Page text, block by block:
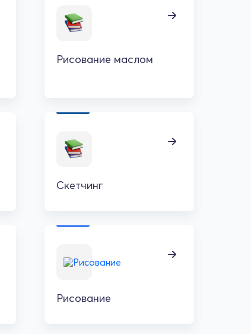
Рисование маслом
Скетчинг
Рисование